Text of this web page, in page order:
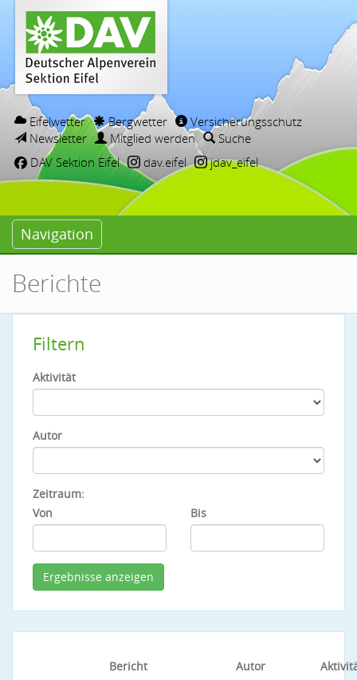
Eifelwetter Bergwetter
Versicherungsschutz
Newsletter
Mitglied werden
Suche
DAV Sektion Eifel
dav.eifel jdav_eifel
Navigation
Berichte
Filtern
Aktivität
Autor
Zeitraum:
Von
Bis
Bericht Autor